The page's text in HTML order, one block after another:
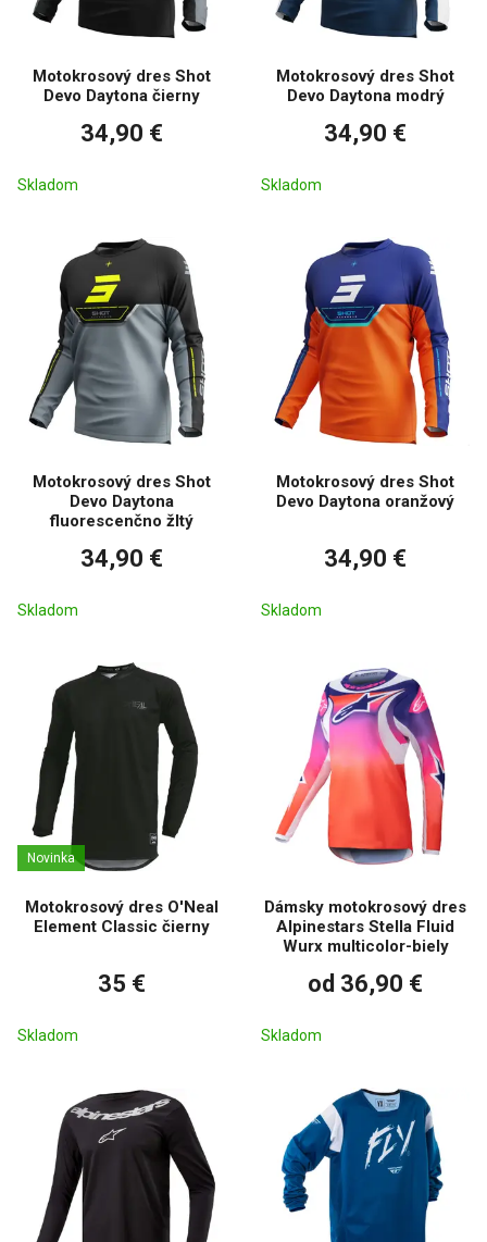
Motokrosový dres Shot
Devo Daytona čierny
34,90 €
Skladom
Motokrosový dres Shot
Devo Daytona modrý
34,90 €
Skladom
Motokrosový dres Shot
Devo Daytona
fluorescenčno žltý
34,90 €
Skladom
Motokrosový dres Shot
Devo Daytona oranžový
34,90 €
Skladom
Novinka
Motokrosový dres O'Neal
Element Classic čierny
35 €
Skladom
Dámsky motokrosový dres
Alpinestars Stella Fluid
Wurx multicolor-biely
od 36,90 €
Skladom